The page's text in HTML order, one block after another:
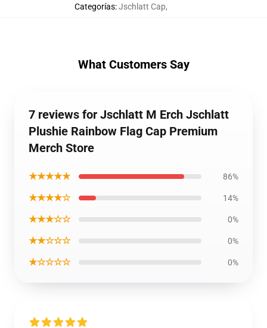
Categorías:Jschlatt Cap,
What Customers Say
7 reviews for Jschlatt M Erch Jschlatt
Plushie Rainbow Flag Cap Premium
Merch Store
★★★★★ 86%
★★★★☆ 14%
★★★☆☆ 0%
★★☆☆☆ 0%
★☆☆☆☆ 0%